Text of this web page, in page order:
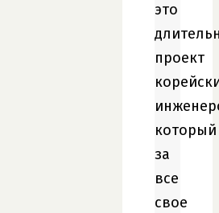
это
проект
который
за
все
свое